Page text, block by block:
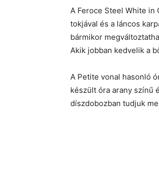
A Feroce Steel White in
tokjával és a láncos
bármikor
Akik jobban kedvelik a
A Petite vonal hasonló
készült óra arany színű
díszdobozban tudjuk